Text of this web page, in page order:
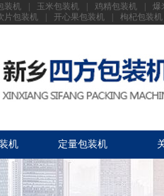
装机 玉米包装机 鸡精包装机
爆
片包装机 开心果包装机 枸杞包装机
机 定量包装机